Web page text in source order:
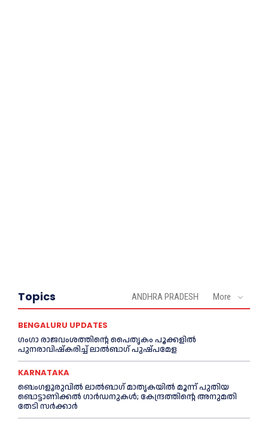
Topics ANDHRA PRADESH More
BENGALURU UPDATES
ഗംഗാ രാജവംശത്തിന്റെ പൈതൃകം പൂക്കളിൽ
പുനരാവിഷ്‌കരിച്ച് ലാൽബാഗ് പുഷ്പമേള
KARNATAKA
ബെംഗളൂരുവിൽ ലാൽബാഗ് മാതൃകയിൽ മൂന്ന് പുതിയ
ബൊട്ടാണിക്കൽ ഗാർഡനുകൾ; കേന്ദ്രത്തിന്റെ അനുമതി
തേടി സർക്കാർ